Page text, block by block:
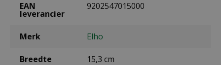
EAN
leverancier
9202547015000
Merk Elho
Breedte 15,3 cm